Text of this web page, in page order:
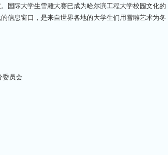
国际大学生雪雕大赛已成为哈尔滨工程大学校园文化的
信息窗口，是来自世界各地的大学生们用雪雕艺术为冬
委员会